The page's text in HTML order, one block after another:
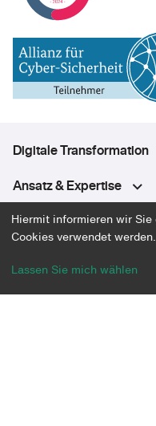
Digitale Transformation
Ansatz & Expertise
Plattform
Community
Hiermit informieren wir Sie
Cookies verwendet werden.
Lassen Sie mich wählen